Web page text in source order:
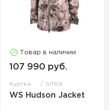
Товар в наличии
107 990 руб.
Куртка SITKA
WS Hudson Jacket